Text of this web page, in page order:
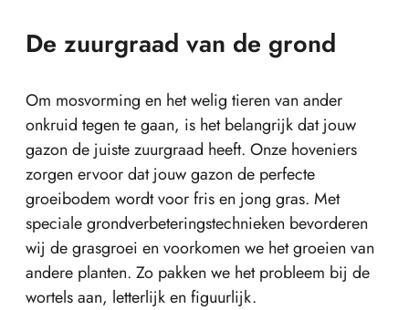
De zuurgraad van de grond
Om mosvorming en het welig tieren van ander
onkruid tegen te gaan, is het belangrijk dat jouw
gazon de juiste zuurgraad heeft. Onze hoveniers
zorgen ervoor dat jouw gazon de perfecte
groeibodem wordt voor fris en jong gras. Met
speciale grondverbeteringstechnieken bevorderen
wij de grasgroei en voorkomen we het groeien van
andere planten. Zo pakken we het probleem bij de
wortels aan, letterlijk en figuurlijk.